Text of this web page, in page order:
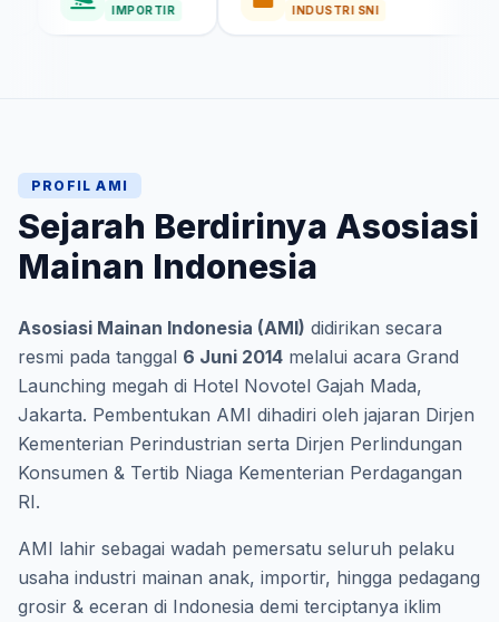
IMPORTIR INDUSTRI SNI
PROFIL AMI
Sejarah Berdirinya Asosiasi
Mainan Indonesia
Asosiasi Mainan Indonesia (AMI) didirikan secara
resmi pada tanggal 6 Juni 2014 melalui acara Grand
Launching megah di Hotel Novotel Gajah Mada,
Jakarta. Pembentukan AMI dihadiri oleh jajaran Dirjen
Kementerian Perindustrian serta Dirjen Perlindungan
Konsumen & Tertib Niaga Kementerian Perdagangan
RI.
AMI lahir sebagai wadah pemersatu seluruh pelaku
usaha industri mainan anak, importir, hingga pedagang
grosir & eceran di Indonesia demi terciptanya iklim